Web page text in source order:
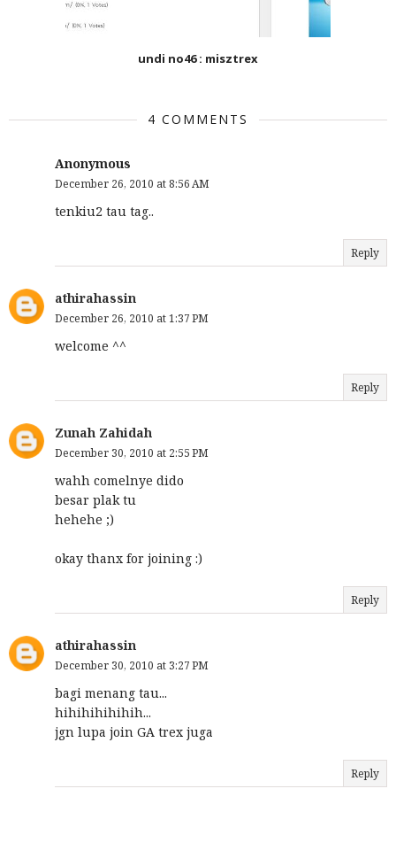
undi no46 : misztrex
4 COMMENTS
Anonymous
December 26, 2010 at 8:56 AM
tenkiu2 tau tag..
Reply
athirahassin
December 26, 2010 at 1:37 PM
welcome ^^
Reply
Zunah Zahidah
December 30, 2010 at 2:55 PM
wahh comelnye dido
besar plak tu
hehehe ;)
okay thanx for joining :)
Reply
athirahassin
December 30, 2010 at 3:27 PM
bagi menang tau...
hihihihihihih...
jgn lupa join GA trex juga
Reply